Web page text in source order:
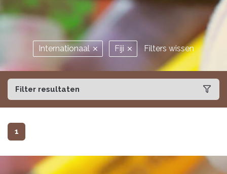
Internationaal Fiji Filters wissen
Filter resultaten
1